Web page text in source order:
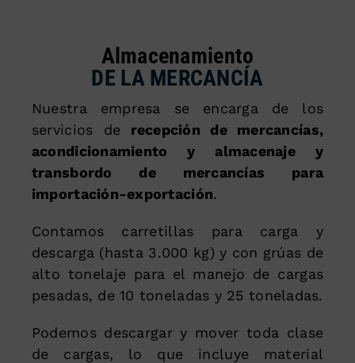
Almacenamiento
DE LA MERCANCÍA
Nuestra empresa se encarga de los
servicios de recepción de mercancías,
acondicionamiento y almacenaje y
transbordo de mercancías para
importación-exportación.
Contamos carretillas para carga y
descarga (hasta 3.000 kg) y con grúas de
alto tonelaje para el manejo de cargas
pesadas, de 10 toneladas y 25 toneladas.
Podemos descargar y mover toda clase
de cargas, lo que incluye material